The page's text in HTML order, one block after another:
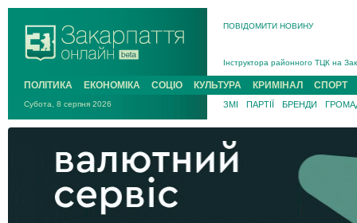
ПОВІДОМИТИ НОВИНУ
Інструктора районного ТЦК на
В Ужгороді попрощаються із
В Ужгороді 5 серпня
Підтвердили загибель
На війні з рф поліг військовий з
На війні загинув 26-річний
ПОЛІТИКА ЕКОНОМІКА СОЦІО КУЛЬТУРА КРИМІНАЛ СПОРТ
Субота, 8 серпня 2026 ЗМІ ПАРТІЇ БРЕНДИ